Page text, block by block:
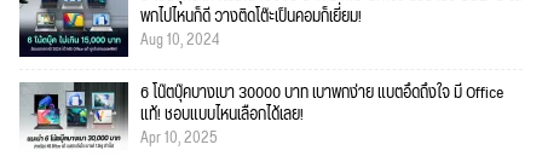
พกไปไหนก็ดี วางติดโต๊ะเป็นคอมก็เยี่ยม!
Aug 10, 2024
6 โน๊ตบุ๊คบางเบา 30000 บาท เบาพกง่าย แบตอึดถึงใจ มี Office
แท้! ชอบแบบไหนเลือกได้เลย!
Apr 10, 2025